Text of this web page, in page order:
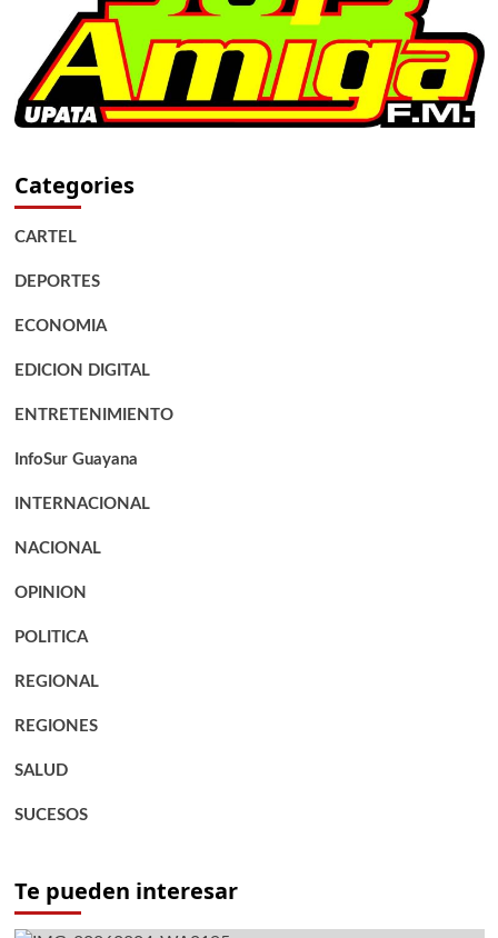
Categories
CARTEL
DEPORTES
ECONOMIA
EDICION DIGITAL
ENTRETENIMIENTO
InfoSur Guayana
INTERNACIONAL
NACIONAL
OPINION
POLITICA
REGIONAL
REGIONES
SALUD
SUCESOS
Te pueden interesar